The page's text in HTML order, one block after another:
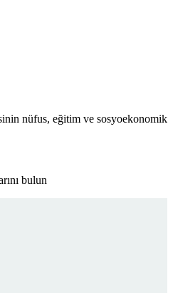
nüfus, eğitim ve sosyoekonomik
bulun